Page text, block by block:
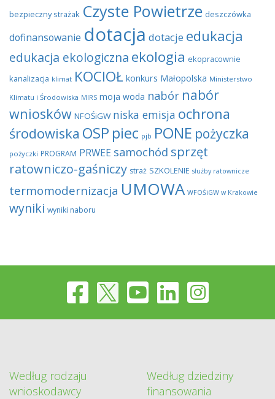
bezpieczny strażak Czyste Powietrze deszczówka
dofinansowanie dotacja dotacje edukacja
edukacja ekologiczna ekologia ekopracownie
kanalizacja klimat KOCIOŁ konkurs Małopolska Ministerstwo
Klimatu i Środowiska MIRS moja woda nabór nabór
wniosków NFOŚiGW niska emisja ochrona
środowiska OSP piec pjb PONE pożyczka
pożyczki PROGRAM PRWEE samochód sprzęt
ratowniczo-gaśniczy straż SZKOLENIE służby ratownicze
termomodernizacja UMOWA WFOŚiGW w Krakowie
wyniki wyniki naboru
Według rodzaju
wnioskodawcy
Według dziedziny
finansowania